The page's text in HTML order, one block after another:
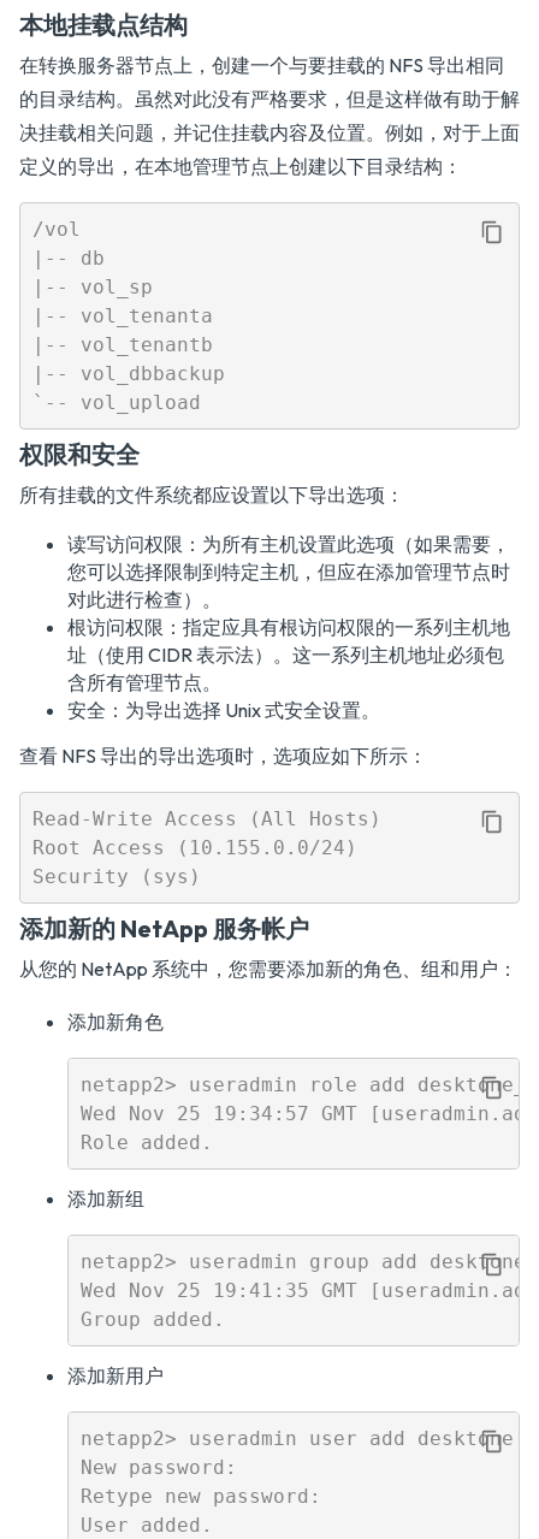
本地挂载点结构
在转换服务器节点上，创建一个与要挂载的 NFS 导出相同
的目录结构。虽然对此没有严格要求，但是这样做有助于解
决挂载相关问题，并记住挂载内容及位置。例如，对于上面
定义的导出，在本地管理节点上创建以下目录结构：
/vol
|-- db
|-- vol_sp
|-- vol_tenanta
|-- vol_tenantb
|-- vol_dbbackup
权限和安全
所有挂载的文件系统都应设置以下导出选项：
读写访问权限：为所有主机设置此选项（如果需要，
您可以选择限制到特定主机，但应在添加管理节点时
对此进行检查）。
根访问权限：指定应具有根访问权限的一系列主机地
址（使用 CIDR 表示法）。这一系列主机地址必须包
含所有管理节点。
安全：为导出选择 Unix 式安全设置。
查看 NFS 导出的导出选项时，选项应如下所示：
Read-Write Access (All Hosts)
Root Access (10.155.0.0/24)
添加新的 NetApp 服务帐户
从您的 NetApp 系统中，您需要添加新的角色、组和用户：
添加新角色
netapp2> useradmin role add
Wed Nov 25 19:34:57 GMT
添加新组
netapp2> useradmin group add
Wed Nov 25 19:41:35 GMT
添加新用户
netapp2> useradmin user add
New password:
Retype new password:
User added.